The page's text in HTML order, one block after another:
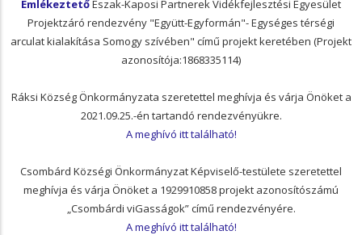
EmlékeztetőÉszak-Kaposi Partnerek Vidékfejlesztési Egyesület
Projektzáró rendezvény "Együtt-Egyformán"- Egységes térségi
arculat kialakítása Somogy szívében" című projekt keretében (Projekt
azonosítója:1868335114)
Ráksi Község Önkormányzata szeretettel meghívja és várja Önöket a
2021.09.25.-én tartandó rendezvényükre.
A meghívó itt található!
Csombárd Községi Önkormányzat Képviselő-testülete szeretettel
meghívja és várja Önöket a 1929910858 projekt azonosítószámú
„Csombárdi viGasságok” című rendezvényére.
A meghívó itt található!